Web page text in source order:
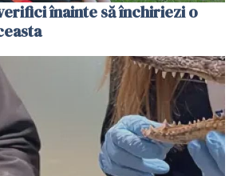
înainte să închiriezi o